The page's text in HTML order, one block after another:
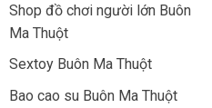
Shop đồ chơi người lớn Buôn
Ma Thuột
Sextoy Buôn Ma Thuột
Bao cao su Buôn Ma Thuột